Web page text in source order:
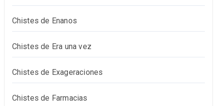
Chistes de Enanos
Chistes de Era una vez
Chistes de Exageraciones
Chistes de Farmacias